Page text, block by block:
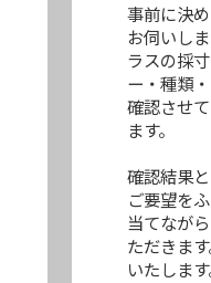
事前に決
お伺いし
ラスの採
ー・種類
確認させ
ます。
確認結果
ご要望を
当てなが
ただきま
いたします